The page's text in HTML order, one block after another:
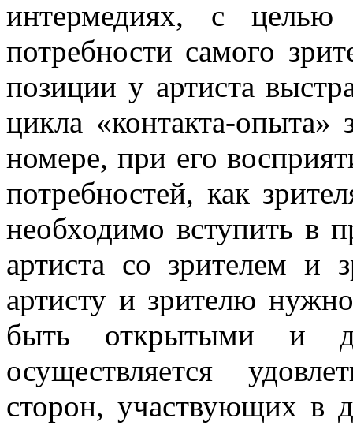
интермедиях, с целью
потребности самого
позиции у артиста
цикла «контакта-
номере, при его
потребностей, как
необходимо вступить в
артиста со зрителем и
артисту и зрителю
быть открытыми и
осуществляется
сторон, участвующих в